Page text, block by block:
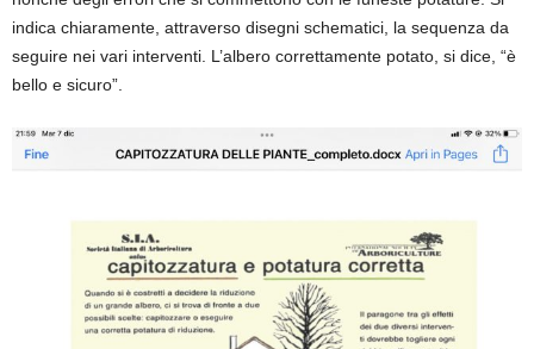
indica chiaramente, attraverso disegni schematici, la sequenza da
seguire nei vari interventi. L’albero correttamente potato, si dice, “è
bello e sicuro”.